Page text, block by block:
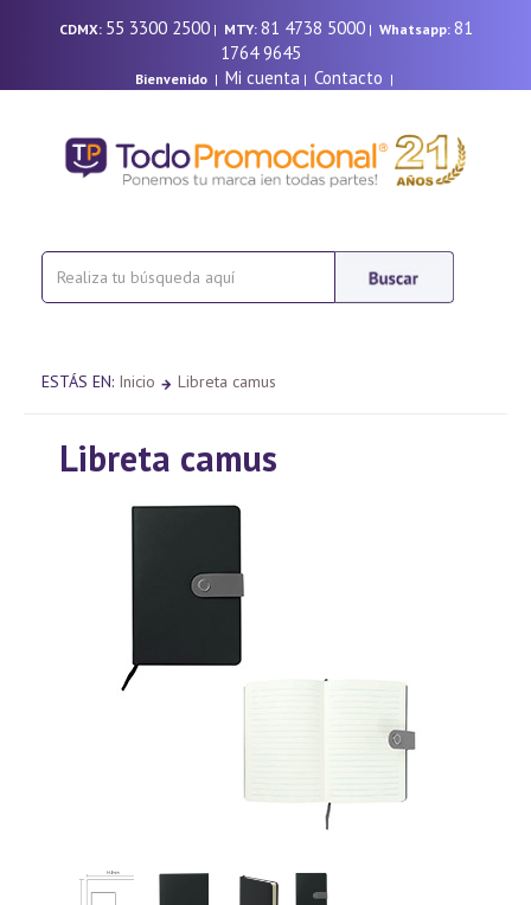
CDMX: 55 3300 2500| MTY: 81 4738 5000| Whatsapp: 81
1764 9645
Bienvenido| Mi cuenta | Contacto |
ESTÁS EN: Inicio Libreta camus
Libreta camus